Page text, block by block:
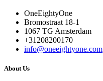
OneEightyOne
Bromostraat 18-1
1067 TG Amsterdam
+31208200170
info@oneeightyone.com
About Us